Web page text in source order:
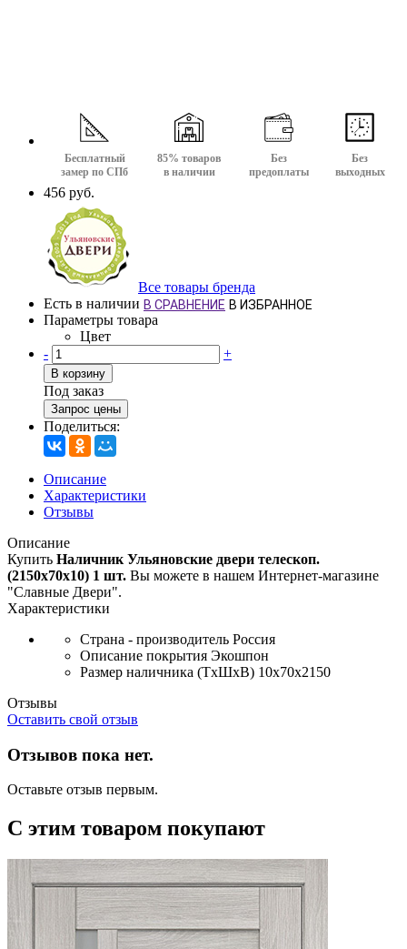
Бесплатный
замер по СПб
85% товаров
в наличии
Без
предоплаты
Без
выходных
456 руб.
Все товары бренда
Есть в наличии В СРАВНЕНИЕ В ИЗБРАННОЕ
Параметры товара
Цвет
-
+
В корзину
Под заказ
Запрос цены
Поделиться:
Описание
Характеристики
Отзывы
Описание
Купить Наличник Ульяновские двери телескоп.
(2150x70x10) 1 шт. Вы можете в нашем Интернет-магазине
"Славные Двери".
Характеристики
Страна - производитель Россия
Описание покрытия Экошпон
Размер наличника (ТxШxВ) 10x70x2150
Отзывы
Оставить свой отзыв
Отзывов пока нет.
Оставьте отзыв первым.
С этим товаром покупают